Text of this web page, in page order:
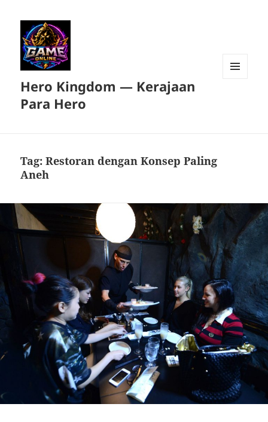
Hero Kingdom — Kerajaan
Para Hero
Tag:Restoran dengan Konsep Paling
Aneh